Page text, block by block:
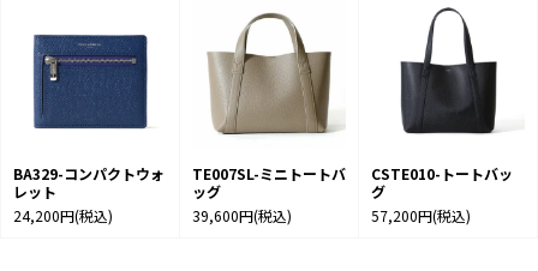
9（27㎝）
BA329-コンパクトウォ
レット
24,200円(税込)
TE007SL-ミニトートバ
ッグ
39,600円(税込)
CSTE010-トートバッ
グ
57,200円(税込)